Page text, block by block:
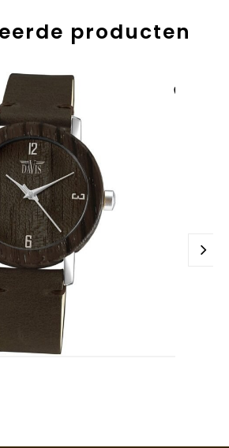
producten